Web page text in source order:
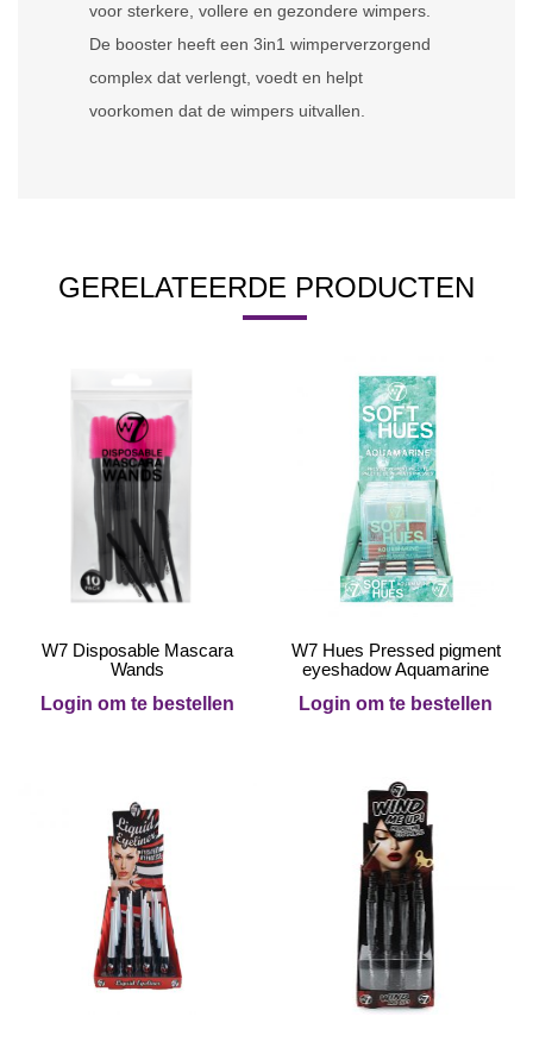
voor sterkere, vollere en gezondere wimpers.
De booster heeft een 3in1 wimperverzorgend
complex dat verlengt, voedt en helpt
voorkomen dat de wimpers uitvallen.
GERELATEERDE PRODUCTEN
W7 Disposable Mascara
Wands
Login om te bestellen
W7 Hues Pressed pigment
eyeshadow Aquamarine
Login om te bestellen